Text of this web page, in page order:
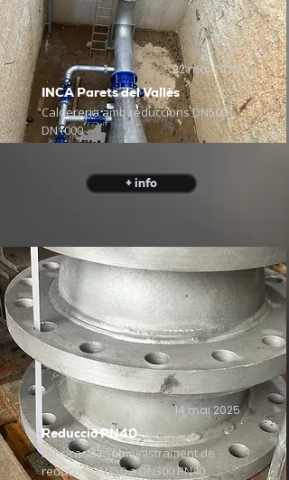
22 mai 2025
INCA Parets del Vallès
Caldereria amb reduccions DN500
DN1000
+ info
14 mai 2025
Reducció PN40
Fabricació i subministrament de
reducció DN350 a DN300 PN40